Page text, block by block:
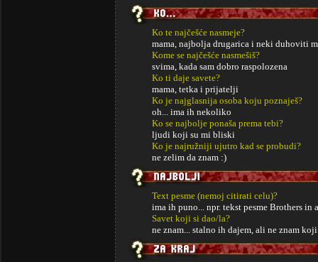
Ko te najčešće nasmeje?
mama, najbolja drugarica i neki duhoviti
Kome se najčešće nasmešiš?
svima, kada sam dobro raspolozena
Ko ti daje savete?
mama, tetka i prijatelji
Ko je najglasnija osoba koju poznaješ?
oh... ima ih nekoliko
Ko se najbolje ponaša prema tebi?
ljudi koji su mi bliski
Ko je najružniji ujutro kad se probudi?
ne zelim da znam :)
Text pesme (nemoj citirati celu)?
ima ih puno... npr. tekst pesme Brothers in
Savet koji si dao/la?
ne znam... stalno ih dajem, ali ne znam